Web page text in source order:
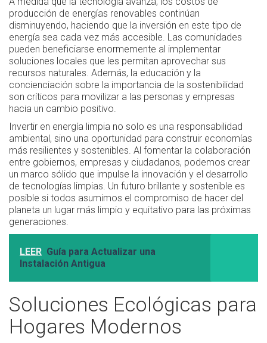
producción de energías renovables continúan
disminuyendo, haciendo que la inversión en este tipo de
energía sea cada vez más accesible. Las comunidades
pueden beneficiarse enormemente al implementar
soluciones locales que les permitan aprovechar sus
recursos naturales. Además, la educación y la
concienciación sobre la importancia de la sostenibilidad
son críticos para movilizar a las personas y empresas
hacia un cambio positivo.
Invertir en energía limpia no solo es una responsabilidad
ambiental, sino una oportunidad para construir economías
más resilientes y sostenibles. Al fomentar la colaboración
entre gobiernos, empresas y ciudadanos, podemos crear
un marco sólido que impulse la innovación y el desarrollo
de tecnologías limpias. Un futuro brillante y sostenible es
posible si todos asumimos el compromiso de hacer del
planeta un lugar más limpio y equitativo para las próximas
generaciones.
LEER Guía para Actualizar una
Instalación Antigua
Soluciones Ecológicas para
Hogares Modernos